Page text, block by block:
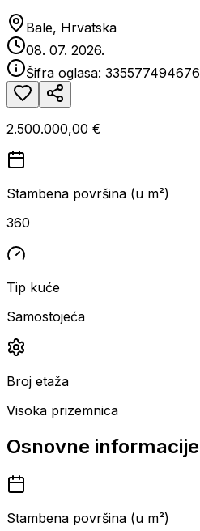
Bale, Hrvatska
08. 07. 2026.
Šifra oglasa: 335577494676
2.500.000,00 €
Stambena površina (u m²)
360
Tip kuće
Samostojeća
Broj etaža
Visoka prizemnica
Osnovne informacije
Stambena površina (u m²)